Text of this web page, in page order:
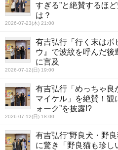
すぎる”と絶賛するほ
は？
2026-07-23(木) 21:00
有吉弘行「行く末はボ
ウ』で波紋を呼んだ
に言及
2026-07-12(日) 19:00
有吉弘行「めっちゃ良
マイケル」を絶賛！観
ォーク”を披露!?
2026-07-12(日) 18:00
有吉弘行“野良犬・野
に驚き「野良猫も珍し